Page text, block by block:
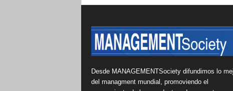
Desde MANAGEMENTSociety difundimos lo
del managment mundial, promoviendo el